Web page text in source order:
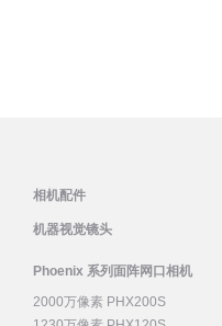
相机配件
机器视觉镜头
Phoenix 系列面阵网口相机
2000万像素 PHX200S